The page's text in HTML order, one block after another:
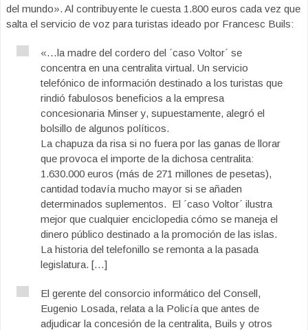
del mundo». Al contribuyente le cuesta 1.800 euros cada vez que
salta el servicio de voz para turistas ideado por Francesc Buils:
«…la madre del cordero del ´caso Voltor´ se
concentra en una centralita virtual. Un servicio
telefónico de información destinado a los turistas que
rindió fabulosos beneficios a la empresa
concesionaria Minser y, supuestamente, alegró el
bolsillo de algunos políticos.
La chapuza da risa si no fuera por las ganas de llorar
que provoca el importe de la dichosa centralita:
1.630.000 euros (más de 271 millones de pesetas),
cantidad todavía mucho mayor si se añaden
determinados suplementos. El ´caso Voltor´ ilustra
mejor que cualquier enciclopedia cómo se maneja el
dinero público destinado a la promoción de las islas.
La historia del telefonillo se remonta a la pasada
legislatura. […]
El gerente del consorcio informático del Consell,
Eugenio Losada, relata a la Policía que antes de
adjudicar la concesión de la centralita, Buils y otros